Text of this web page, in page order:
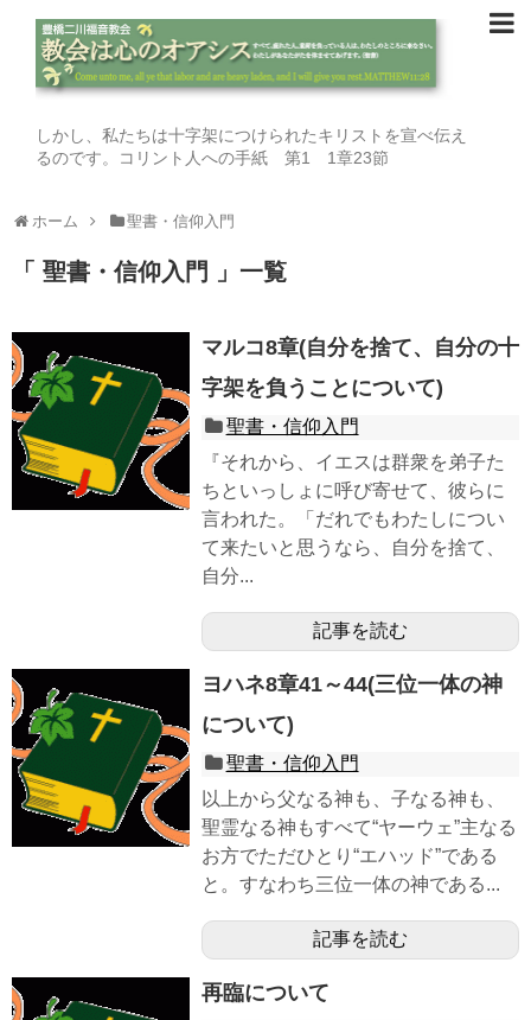
しかし、私たちは十字架につけられたキリストを宣べ伝え
るのです。コリント人への手紙 第1 1章23節
ホーム 聖書・信仰入門
「 聖書・信仰入門 」一覧
マルコ8章(自分を捨て、自分の十
字架を負うことについて)
聖書・信仰入門
『それから、イエスは群衆を弟子た
ちといっしょに呼び寄せて、彼らに
言われた。「だれでもわたしについ
て来たいと思うなら、自分を捨て、
自分...
記事を読む
ヨハネ8章41～44(三位一体の神
について)
聖書・信仰入門
以上から父なる神も、子なる神も、
聖霊なる神もすべて“ヤーウェ”主なる
お方でただひとり“エハッド”である
と。すなわち三位一体の神である...
記事を読む
再臨について